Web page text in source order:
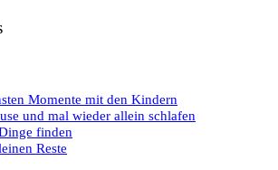
Momente mit den Kindern
und mal wieder allein schlafen
finden
Reste